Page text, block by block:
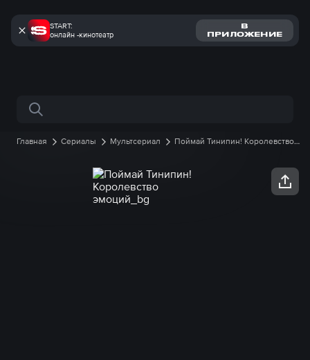
START:
онлайн -кинотеатр
В
ПРИЛОЖЕНИЕ
Поиск по сайту
Главная Сериалы Мультсериал
Поймай Тинипин! Королевство